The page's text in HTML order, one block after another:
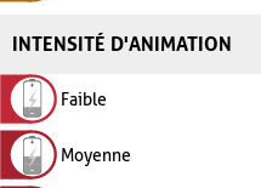
INTENSITÉ D'ANIMATION
Faible
Moyenne